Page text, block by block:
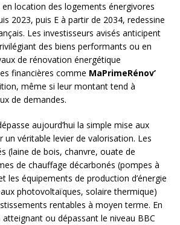
location des logements énergivores
2023, puis E à partir de 2034, redessine
Les investisseurs avisés anticipent
des biens performants ou en
de rénovation énergétique
financières comme MaPrimeRénov’
même si leur montant tend à
de demandes.
aujourd’hui la simple mise aux
un véritable levier de valorisation. Les
(laine de bois, chanvre, ouate de
de chauffage décarbonés (pompes à
les équipements de production d’énergie
photovoltaïques, solaire thermique)
rentables à moyen terme. En
ou dépassant le niveau BBC